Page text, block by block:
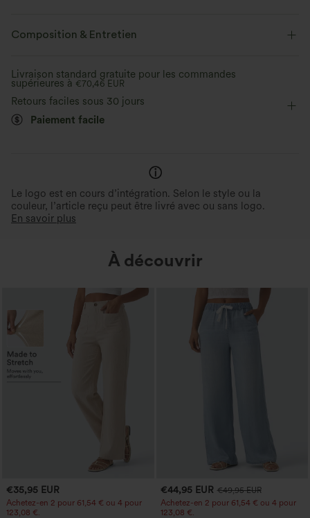
Près du corps Soutien-gorge intégré
Longueur hanches Sans manches
Composition & Entretien
Livraison standard gratuite pour les commandes
supérieures à €70,46 EUR
Retours faciles sous 30 jours
Paiement facile
Le logo est en cours d’intégration. Selon le style ou la
couleur, l’article reçu peut être livré avec ou sans logo.
En savoir plus
À découvrir
€35,95 EUR
Achetez-en 2 pour 61,54 € ou 4 pour
123,08 €.
€44,95 EUR €49,95 EUR
Achetez-en 2 pour 61,54 € ou 4 pour
123,08 €.